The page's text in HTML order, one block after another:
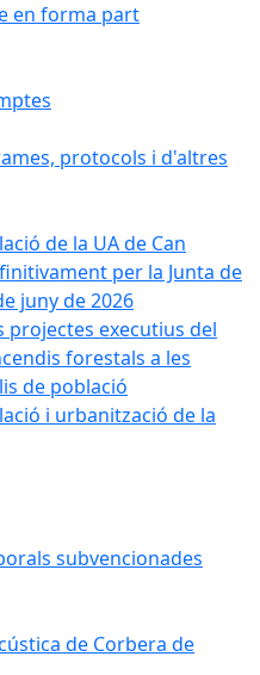
en forma part
protocols i d'altres
de la UA de Can
per la Junta de
juny de 2026
projectes executius del
forestals a les
de població
i urbanització de la
subvencionades
de Corbera de